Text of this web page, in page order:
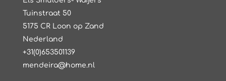
Tuinstraat 50
5175 CR Loon op Zand
Nederland
+31(0)653501139
mendeira@home.nl